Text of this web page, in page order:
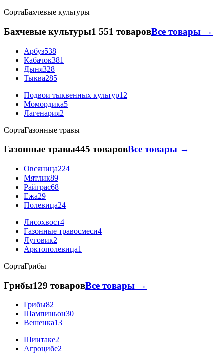
СортаБахчевые культуры
Бахчевые культуры1 551 товаровВсе товары →
Арбуз538
Кабачок381
Дыня328
Тыква285
Подвои тыквенных культур12
Момордика5
Лагенария2
СортаГазонные травы
Газонные травы445 товаровВсе товары →
Овсяница224
Мятлик89
Райграс68
Ежа29
Полевица24
Лисохвост4
Газонные травосмеси4
Луговик2
Арктополевица1
СортаГрибы
Грибы129 товаровВсе товары →
Грибы82
Шампиньон30
Вешенка13
Шиитаке2
Агроцибе2